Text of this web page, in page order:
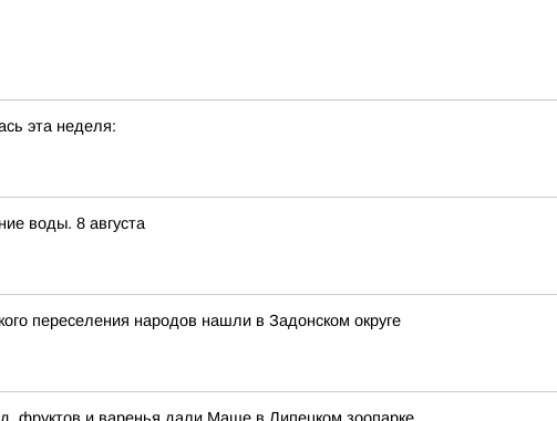
эта неделя:
воды. 8 августа
переселения народов нашли в Задонском округе